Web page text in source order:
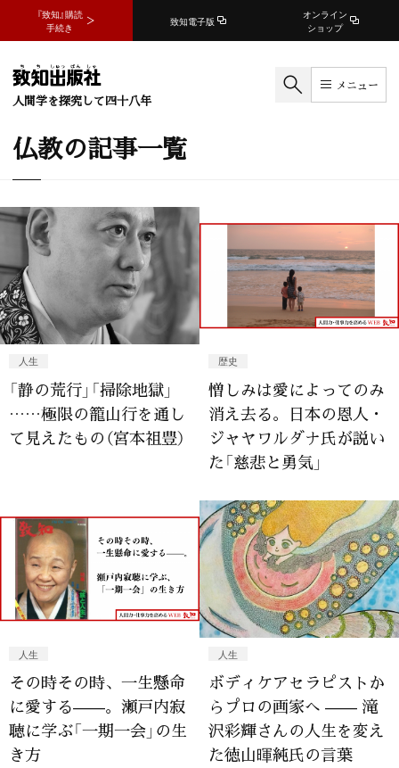
『致知』購読
手続き
致知電子版
オンライン
ショップ
人間学を探究して四十八年
メニュー
仏教の記事一覧
人生
「静の荒行」「掃除地獄」
……極限の籠山行を通し
て見えたもの（宮本祖豊）
歴史
憎しみは愛によってのみ
消え去る。日本の恩人・
ジャヤワルダナ氏が説い
た「慈悲と勇気」
人生
その時その時、一生懸命
に愛する——。瀬戸内寂
聴に学ぶ「一期一会」の生
き方
人生
ボディケアセラピストか
らプロの画家へ —— 滝
沢彩輝さんの人生を変え
た徳山暉純氏の言葉